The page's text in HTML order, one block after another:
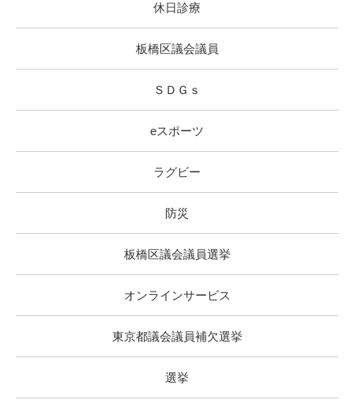
休日診療
板橋区議会議員
ＳＤＧｓ
eスポーツ
ラグビー
防災
板橋区議会議員選挙
オンラインサービス
東京都議会議員補欠選挙
選挙